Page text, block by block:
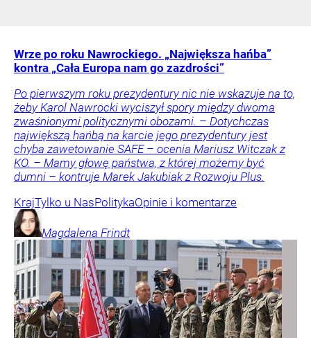
Wrze po roku Nawrockiego. „Największa hańba”
kontra „Cała Europa nam go zazdrości”
Po pierwszym roku prezydentury nic nie wskazuje na to,
żeby Karol Nawrocki wyciszył spory między dwoma
zwaśnionymi politycznymi obozami. – Dotychczas
największą hańbą na karcie jego prezydentury jest
chyba zawetowanie SAFE – ocenia Mariusz Witczak z
KO. – Mamy głowę państwa, z której możemy być
dumni – kontruje Marek Jakubiak z Rozwoju Plus.
KrajTylko u NasPolitykaOpinie i komentarze
Magdalena Frindt